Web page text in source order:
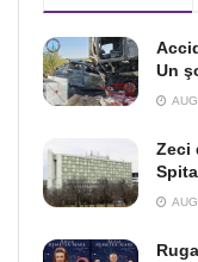
Un
Zeci